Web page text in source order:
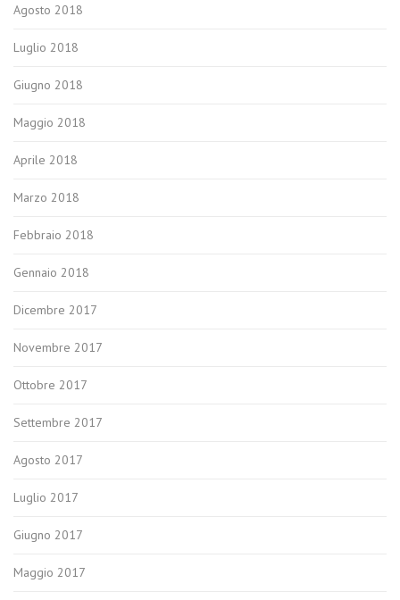
Agosto 2018
Luglio 2018
Giugno 2018
Maggio 2018
Aprile 2018
Marzo 2018
Febbraio 2018
Gennaio 2018
Dicembre 2017
Novembre 2017
Ottobre 2017
Settembre 2017
Agosto 2017
Luglio 2017
Giugno 2017
Maggio 2017